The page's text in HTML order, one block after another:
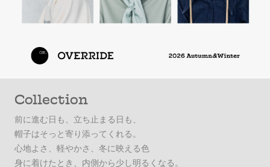
Collection
前に進む日も、立ち止まる日も、
帽子はそっと寄り添ってくれる。
心地よさ、軽やかさ、冬に映える色
身に着けたとき、内側から少し明るくなる。